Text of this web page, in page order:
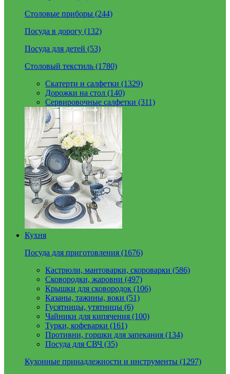
Столовые приборы (244)
Посуда в дорогу (132)
Посуда для детей (53)
Столовый текстиль (1780)
Скатерти и салфетки (1329)
Дорожки на стол (140)
Сервировочные салфетки (311)
Кухня
Посуда для приготовления (1676)
Кастрюли, мантоварки, скороварки (586)
Сковородки, жаровни (497)
Крышки для сковородок (106)
Казаны, тажины, воки (51)
Гусятницы, утятницы (6)
Чайники для кипячения (100)
Турки, кофеварки (161)
Противни, горшки для запекания (134)
Посуда для СВЧ (35)
Кухонные принадлежности и инструменты (1297)